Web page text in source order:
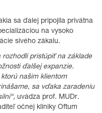
sa ďalej pripojila privátna
na vysoko
sivého zákalu.
pristúpiť na základe
ďalšej expanzie.
našim klientom
sa vďaka zaradeniu
uvádza prof. MUDr.
očnej kliniky Oftum